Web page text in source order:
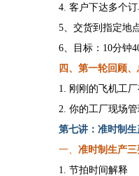
4. 客户下达多个
5、交货到指定地
6、目标：10分钟
四 、第一轮回顾、
1. 刚刚的飞机工
2. 你的工厂现场
第七讲：准时制
一、 准时制生产三
1. 节拍时间解释